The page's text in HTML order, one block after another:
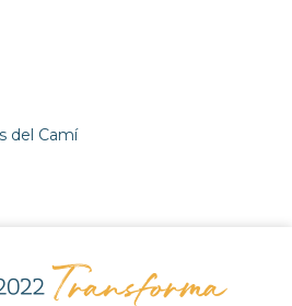
del Camí